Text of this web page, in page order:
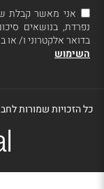
אני מאשר קבלת
נפרדת, בנושאים
בדואר אלקטרוני ו/ או
השימוש
כל הזכויות שמורות